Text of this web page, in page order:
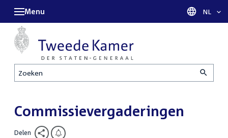
Zoeken
Menu Taal
NL
Commissievergaderingen
Delen